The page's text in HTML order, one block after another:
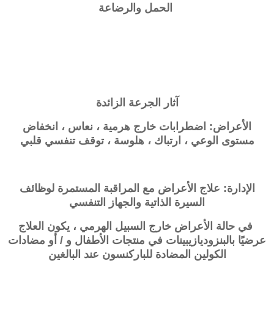
الحمل والرضاعة
آثار الجرعة الزائدة
الأعراض: اضطرابات خارج هرمية ، نعاس ، انخفاض
مستوى الوعي ، ارتباك ، هلوسة ، توقف تنفسي قلبي
الإدارة: علاج الأعراض مع المراقبة المستمرة لوظائف
السيرة الذاتية والجهاز التنفسي
في حالة الأعراض خارج السبيل الهرمي ، يكون العلاج
عرضيًا بالبنزوديازيبينات في منتجات الأطفال و / أو مضادات
الكولين المضادة للباركنسون عند البالغين